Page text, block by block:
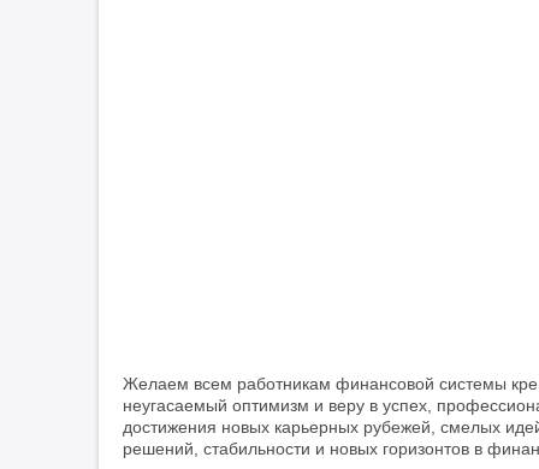
Желаем всем работникам финансовой системы
неугасаемый оптимизм и веру в успех,
достижения новых карьерных рубежей, смелых